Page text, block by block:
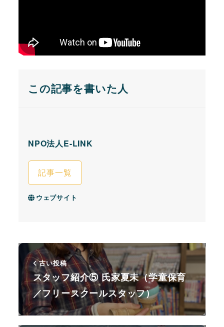
この記事を書いた人
NPO法人E-LINK
記事一覧
ウェブサイト
古い投稿
スタッフ紹介⑤ 氏家夏未（学童保育
／フリースクールスタッフ）